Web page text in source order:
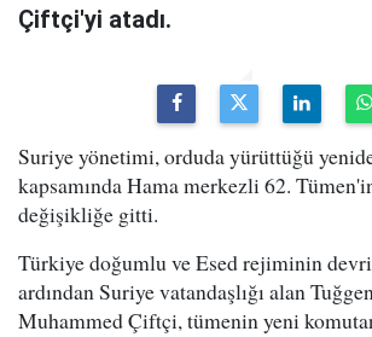
Çiftçi'yi atadı.
Suriye yönetimi, orduda yürüttüğü
kapsamında Hama merkezli 62.
değişikliğe gitti.
Türkiye doğumlu ve Esed rejiminin
ardından Suriye vatandaşlığı alan
Muhammed Çiftçi, tümenin yeni